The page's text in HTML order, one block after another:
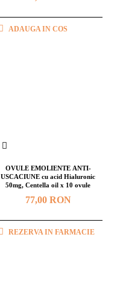
ADAUGA IN COS
OVULE EMOLIENTE ANTI-
USCACIUNE cu acid Hialuronic
50mg, Centella oil x 10 ovule
77,00 RON
REZERVA IN FARMACIE